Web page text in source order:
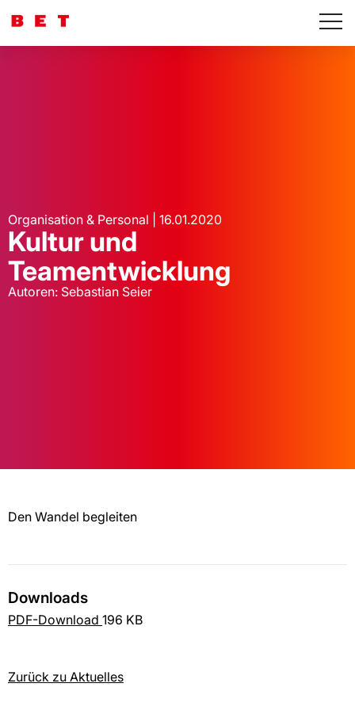
Organisation & Personal | 16.01.2020
Kultur und
Teamentwicklung
Autoren: Sebastian Seier
Den Wandel begleiten
Downloads
PDF-Download 196 KB
Zurück zu Aktuelles